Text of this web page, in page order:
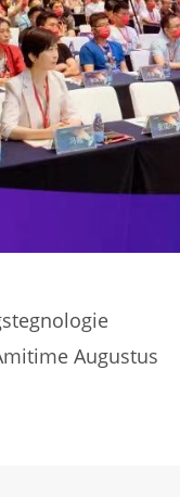
Augustus